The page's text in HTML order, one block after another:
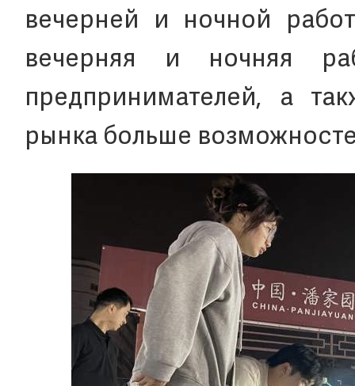
вечерней и ночной
вечерняя и ночняя
предпринимателей, а
рынка больше